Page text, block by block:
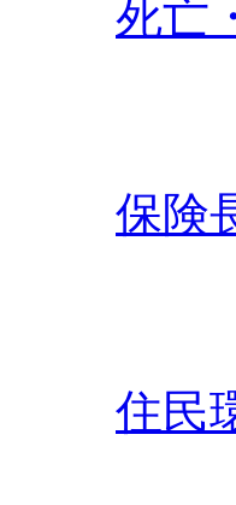
死亡
保険
住民